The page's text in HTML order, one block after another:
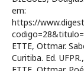
em:
https://
ETTE, Ottmar.
Curitiba. Ed.